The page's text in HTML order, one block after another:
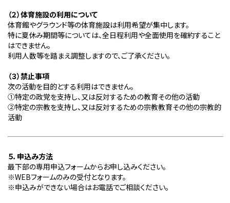
（２）体育施設の利用について
体育館やグラウンド等の体育施設は利用希望が集中します。
特に夏休み期間等については、全日程利用や全面使用を確約すること
はできません。
利用人数等を踏まえ調整しますので、ご了承ください。
（３）禁止事項
次の活動を目的とする利用はできません。
①特定の政党を支持し、又は反対するための教育その他の活動
②特定の宗教を支持し、又は反対するための宗教教育その他の宗教的
活動
５．申込み方法
最下部の専用申込フォームからお申し込みください。
※WEBフォームのみの受付となります。
※申込みができない場合はお電話でご相談ください。